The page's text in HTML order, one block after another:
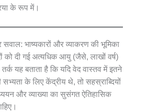
के रूप में।
सवाल: भाष्यकारों और व्याकरण की भूमिका
को दी गई अत्यधिक आयु (जैसे, लाखों वर्ष)
यह बताता है कि यदि वेद वास्तव में इतने
के लिए केंद्रीय थे, तो सहस्राब्दियों
और व्याख्या का सुसंगत ऐतिहासिक